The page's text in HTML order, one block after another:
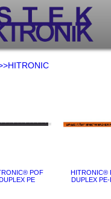
POF
PE
HITRONIC®
DUPLEX